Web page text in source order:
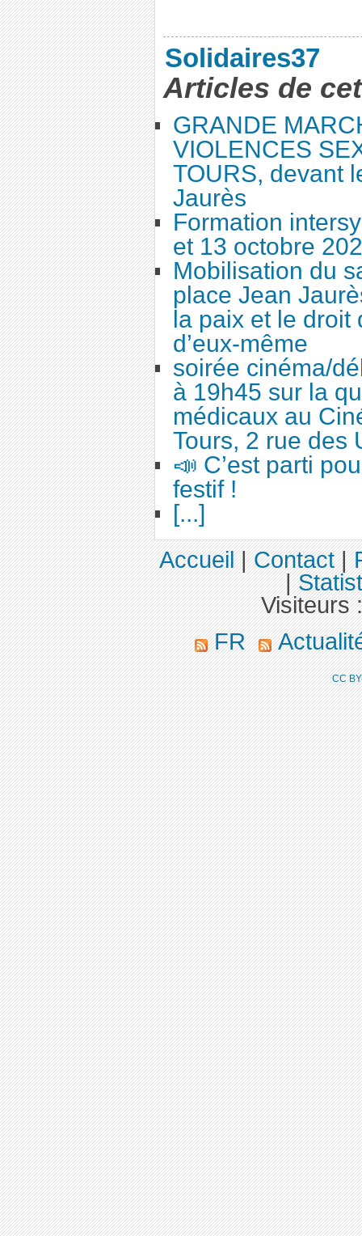
Solidaires37
Articles de
GRANDE
VIOLENCES
TOURS, devant
Jaurès
Formation
et 13 octobre
Mobilisation du
place Jean
la paix et le droit
d’eux-même
soirée cinéma/
à 19h45 sur la
médicaux au
Tours, 2 rue des
📣 C’est parti
festif !
[...]
Accueil|Contact|
|
Visiteurs
FR
CC